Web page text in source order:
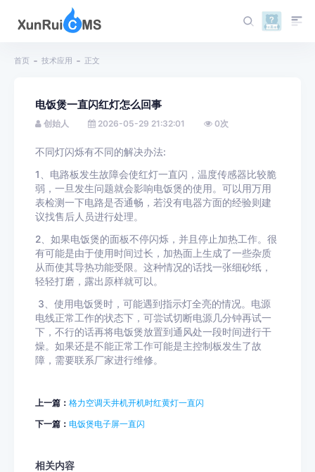
首页 技术应用 正文
电饭煲一直闪红灯怎么回事
创始人 2026-05-29 21:32:01 0次
不同灯闪烁有不同的解决办法:
1、电路板发生故障会使红灯一直闪，温度传感器比较脆
弱，一旦发生问题就会影响电饭煲的使用。可以用万用
表检测一下电路是否通畅，若没有电器方面的经验则建
议找售后人员进行处理。
2、如果电饭煲的面板不停闪烁，并且停止加热工作。很
有可能是由于使用时间过长，加热面上生成了一些杂质
从而使其导热功能受限。这种情况的话找一张细砂纸，
轻轻打磨，露出原样就可以。
3、使用电饭煲时，可能遇到指示灯全亮的情况。电源
电线正常工作的状态下，可尝试切断电源几分钟再试一
下，不行的话再将电饭煲放置到通风处一段时间进行干
燥。如果还是不能正常工作可能是主控制板发生了故
障，需要联系厂家进行维修。
上一篇： 格力空调天井机开机时红黄灯一直闪
下一篇： 电饭煲电子屏一直闪
相关内容